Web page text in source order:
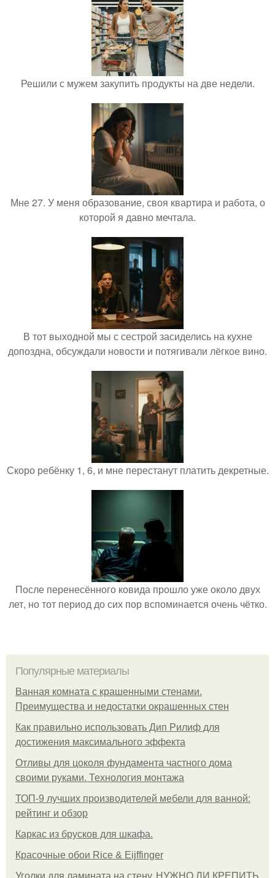
Решили с мужем закупить продукты на две недели.
Мне 27. У меня образование, своя квартира и работа, о
которой я давно мечтала.
В тот выходной мы с сестрой засиделись на кухне
допоздна, обсуждали новости и потягивали лёгкое вино.
Скоро ребёнку 1, 6, и мне перестанут платить декретные.
После перенесённого ковида прошло уже около двух
лет, но тот период до сих пор вспоминается очень чётко.
Популярные материалы
Ванная комната с крашенными стенами.
Преимущества и недостатки окрашенных стен
Как правильно использовать Дип Рилиф для
достижения максимального эффекта
Отливы для цоколя фундамента частного дома
своими руками. Технология монтажа
ТОП-9 лучших производителей мебели для ванной:
рейтинг и обзор
Каркас из брусков для шкафа.
Красочные обои Rice & Eijffinger